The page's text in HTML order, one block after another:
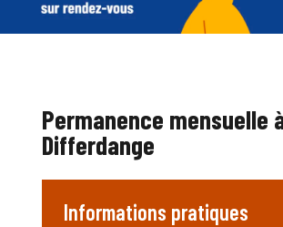
Permanence mensuelle
Differdange
Informations pratiques